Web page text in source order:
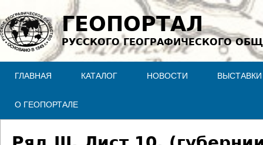
Jump to navigation
ГЕОПОРТАЛ
РУССКОГО ГЕОГРАФИЧЕСКОГО
ГЛАВНАЯ КАТАЛОГ НОВОСТИ ВЫСТАВКИ
О ГЕОПОРТАЛЕ